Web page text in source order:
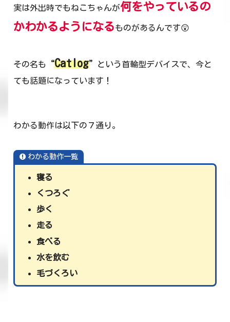
実は外出時でもねこちゃんが何をやっているの
かわかるようになるものがあるんです😲
その名も “Catlog”
という首輪型デバイスで、今と
ても話題になっています！
わかる動作は以下の７通り。
わかる動作一覧
寝る
くつろぐ
歩く
走る
食べる
水を飲む
毛づくろい